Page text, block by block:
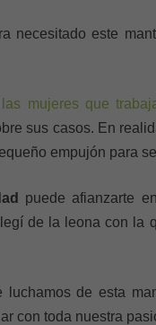
necesitado este
las mujeres que
sus casos. En
empujón para
puede afianzarte
de la leona con la
de esta
con toda nuestra